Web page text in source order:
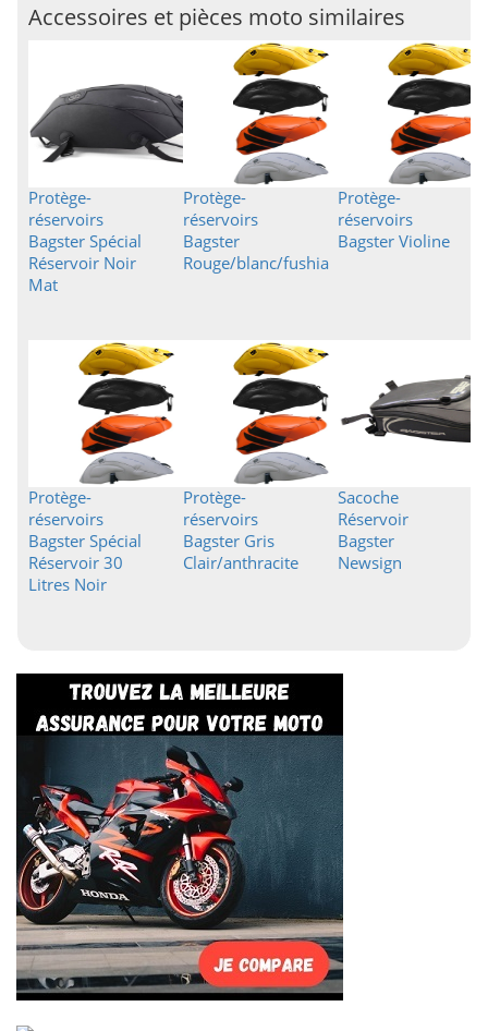
Accessoires et pièces moto similaires
Protège-
réservoirs
Bagster Spécial
Réservoir Noir
Mat
Protège-
réservoirs
Bagster
Rouge/blanc/fushia
Protège-
réservoirs
Bagster Violine
Protège-
réservoirs
Bagster Spécial
Réservoir 30
Litres Noir
Protège-
réservoirs
Bagster Gris
Clair/anthracite
Sacoche
Réservoir
Bagster
Newsign